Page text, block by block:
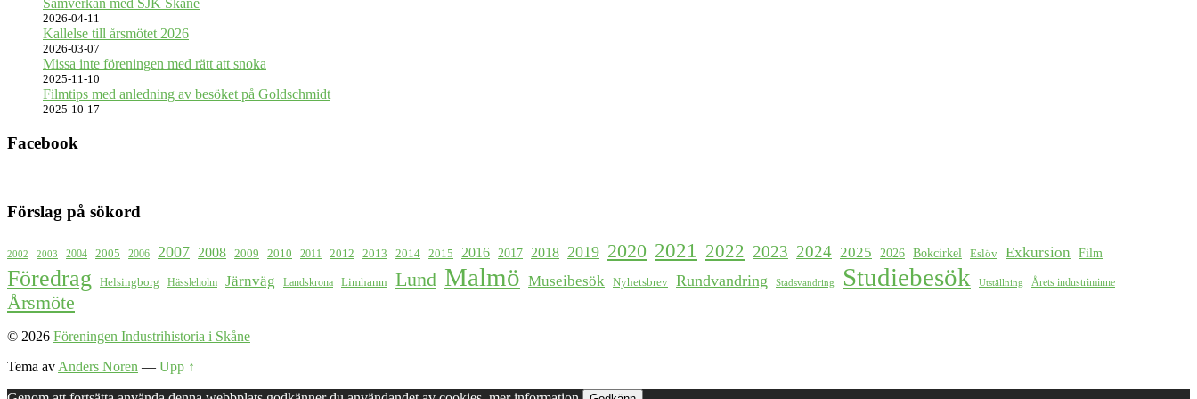
Samverkan med SJK Skåne
2026-04-11
Kallelse till årsmötet 2026
2026-03-07
Missa inte föreningen med rätt att snoka
2025-11-10
Filmtips med anledning av besöket på Goldschmidt
2025-10-17
Facebook
Förslag på sökord
2002 2003 2004 2005 2006 2007 2008 2009 2010 2011 2012 2013 2014 2015 2016 2017 2018 2019 2020 2021 2022 2023 2024 2025 2026 Bokcirkel Eslöv Exkursion Film
Föredrag Helsingborg Hässleholm Järnväg Landskrona Limhamn Lund Malmö Museibesök Nyhetsbrev Rundvandring Stadsvandring Studiebesök Utställning Årets industriminne
Årsmöte
© 2026 Föreningen Industrihistoria i Skåne
Tema av Anders Noren — Upp ↑